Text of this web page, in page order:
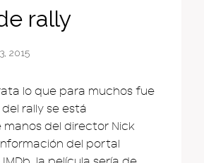
rally
2015
lo que para muchos fue
rally se está
del director Nick
del portal